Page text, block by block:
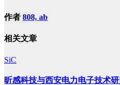
作者 808, ab
相关文章
SiC
昕感科技与西安电力电子技术